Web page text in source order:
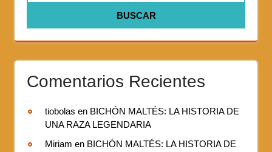
Comentarios Recientes
tiobolas en BICHÓN MALTÉS: LA HISTORIA DE
UNA RAZA LEGENDARIA
Miriam en BICHÓN MALTÉS: LA HISTORIA DE